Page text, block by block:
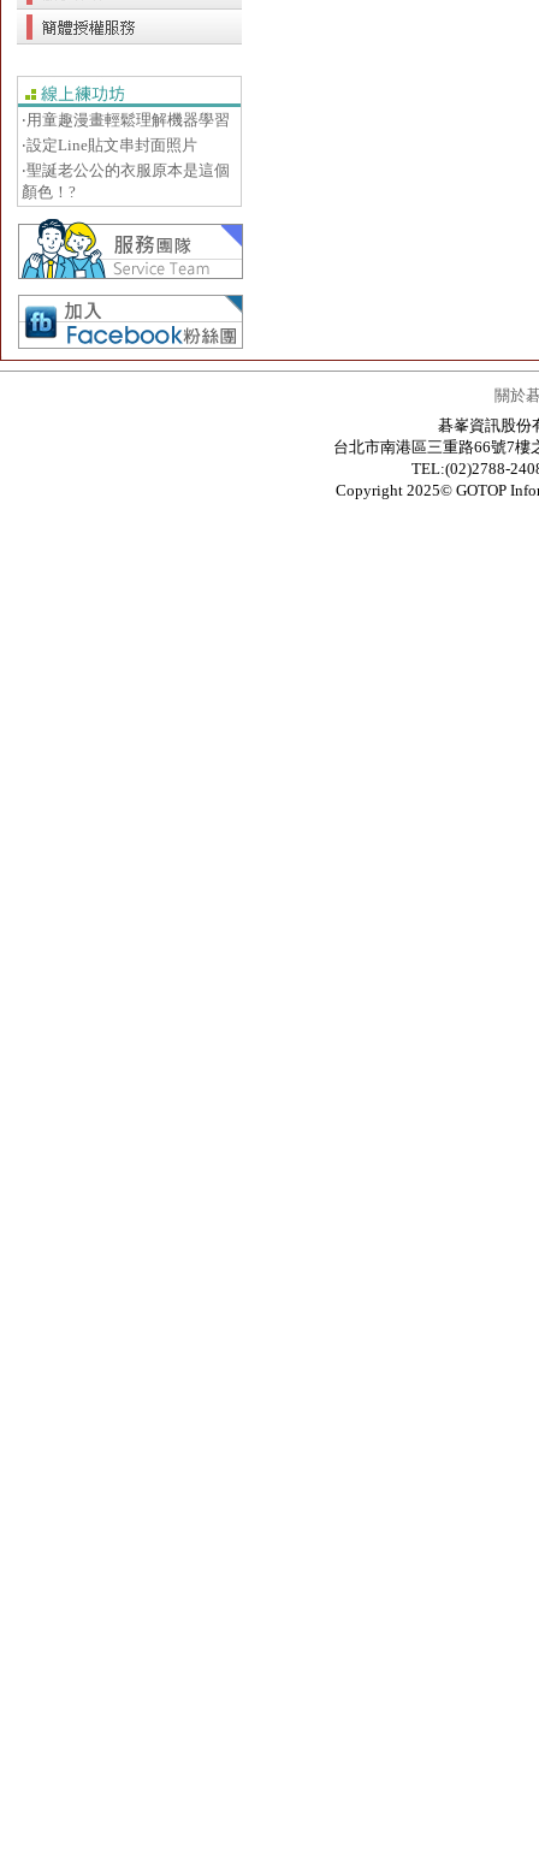
‧用童趣漫畫輕鬆理解機器學習
‧設定Line貼文串封面照片
‧聖誕老公公的衣服原本是這個
顏色！?
關於
碁峯資訊股份
台北市南港區三重路66號7樓
TEL:(02)2788-
Copyright 2025© GOTOP